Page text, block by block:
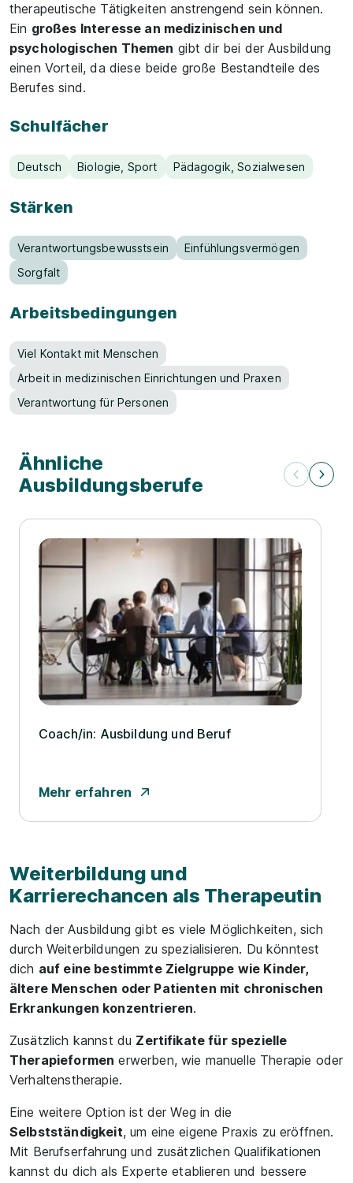
therapeutische Tätigkeiten anstrengend sein können.
Ein großes Interesse an medizinischen und
psychologischen Themen gibt dir bei der Ausbildung
einen Vorteil, da diese beide große Bestandteile des
Berufes sind.
Schulfächer
Deutsch Biologie, Sport Pädagogik, Sozialwesen
Stärken
Verantwortungsbewusstsein
Einfühlungsvermögen
Sorgfalt
Arbeitsbedingungen
Viel Kontakt mit Menschen
Arbeit in medizinischen Einrichtungen und Praxen
Verantwortung für Personen
Ähnliche
Ausbildungsberufe
Coach/­in: Ausbildung und Beruf
Mehr erfahren
Weiterbildung und
Karrierechancen als Therapeutin
Nach der Ausbildung gibt es viele Möglichkeiten, sich
durch Weiterbildungen zu spezialisieren. Du könntest
dich auf eine bestimmte Zielgruppe wie Kinder,
ältere Menschen oder Patienten mit chronischen
Erkrankungen konzentrieren.
Zusätzlich kannst du Zertifikate für spezielle
Therapieformen erwerben, wie manuelle Therapie oder
Verhaltenstherapie.
Eine weitere Option ist der Weg in die
Selbstständigkeit, um eine eigene Praxis zu eröffnen.
Mit Berufserfahrung und zusätzlichen Qualifikationen
kannst du dich als Experte etablieren und bessere